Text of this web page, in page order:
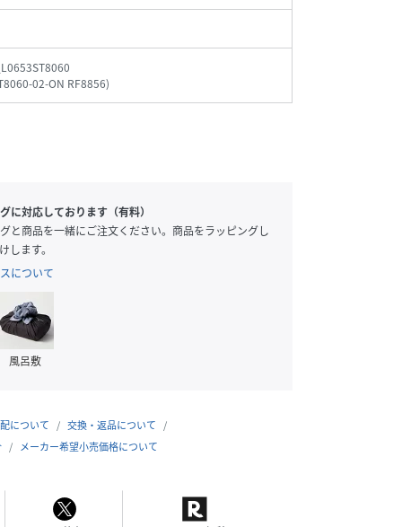
02-ON RF8856)
に対応しております（有料）
と商品を一緒にご注文ください。商品をラッピングし
します。
について
風呂敷
について
交換・返品について
メーカー希望小売価格について